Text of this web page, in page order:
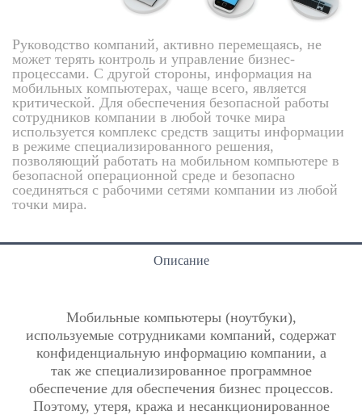
Руководство компаний, активно перемещаясь, не
может терять контроль и управление бизнес-
процессами. С другой стороны, информация на
мобильных компьютерах, чаще всего, является
критической. Для обеспечения безопасной работы
сотрудников компании в любой точке мира
используется комплекс средств защиты информации
в режиме специализированного решения,
позволяющий работать на мобильном компьютере в
безопасной операционной среде и безопасно
соединяться с рабочими сетями компании из любой
точки мира.
Описание
Мобильные компьютеры (ноутбуки),
используемые сотрудниками компаний, содержат
конфиденциальную информацию компании, а
так же специализированное программное
обеспечение для обеспечения бизнес процессов.
Поэтому, утеря, кража и несанкционированное